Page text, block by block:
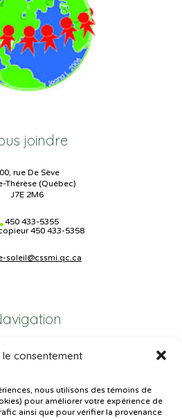
consentement
nous utilisons des témoins de
pour améliorer votre expérience de
ainsi que pour vérifier la provenance
joindre
rue De Sève
Thérèse (Québec)
J7E 2M6
450 433-5355
450 433-5358
soleil@cssmi.qc.ca
Plan du site
– service à l’élève